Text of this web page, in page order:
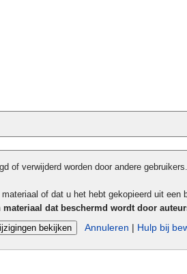
of verwijderd worden door andere
of dat u het hebt gekopieerd uit
materiaal dat beschermd wordt door
Annuleren | Hulp bij